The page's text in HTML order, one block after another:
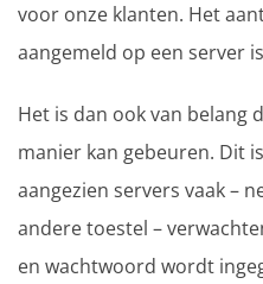
voor onze klanten. Het
aangemeld op een server
Het is dan ook van belang
manier kan gebeuren. Dit
aangezien servers vaak –
andere toestel –
en wachtwoord wordt